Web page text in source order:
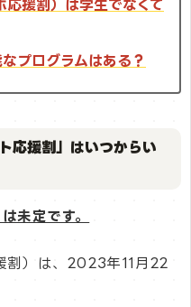
援割）は学生でなくて
プログラムはある？
応援割」はいつからい
未定です。
割）は、2023年11月22